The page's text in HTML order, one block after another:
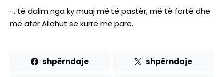
-. të dalim nga ky muaj më të pastër, më të fortë dhe
më afër Allahut se kurrë më parë.
shpërndaje shpërndaje